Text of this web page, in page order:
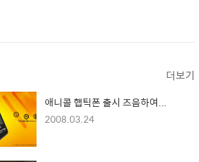
더보기
애니콜 햅틱폰 출시 즈음하여...
2008.03.24